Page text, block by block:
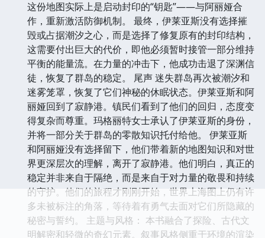
这份地图实际上是启动封印的“钥匙”——与阿丽娅合
作，重新激活防御机制。 最终，伊莱亚斯没有选择摧
毁或占据潮汐之心，而是选择了修复原有的封印结构，
这需要付出巨大的代价，即他必须暂时接管一部分维持
平衡的能量流。在力量的冲击下，他成功击退了深渊信
徒，恢复了群岛的稳定。 尾声 迷失群岛再次被潮汐和
迷雾笼罩，恢复了它们神秘的休眠状态。伊莱亚斯和阿
丽娅回到了寂静港。镇民们看到了他们的回归，态度变
得复杂而尊重。玛格丽特女士承认了伊莱亚斯的身份，
并将一部分关于群岛的零散知识托付给他。 伊莱亚斯
和阿丽娅没有选择留下，他们带着新的地图知识和对世
界更深层次的理解，离开了寂静港。他们明白，真正的
稳定并非来自于隔绝，而是来自于对力量的敬畏和持续
的守护。他们的旅程才刚刚开始，世界上海图上仍有许
多未被标注的角落，等待着有勇气去面对它们所隐藏的
秘密与誓约。 主题与风格： 本书融合了探险、古代文
明解密和轻微的奇幻元素。叙事风格侧重于环境的渲染